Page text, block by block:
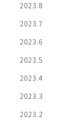
2023.8
2023.7
2023.6
2023.5
2023.4
2023.3
2023.2